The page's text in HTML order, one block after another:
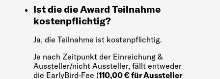
Ist die die Award Teilnahme
kostenpflichtig?
Ja, die Teilnahme ist kostenpflichtig.
Je nach Zeitpunkt der Einreichung &
Aussteller/nicht Aussteller, fällt entweder
die EarlyBird-Fee (110,00 € für Aussteller